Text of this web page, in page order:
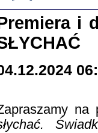
i